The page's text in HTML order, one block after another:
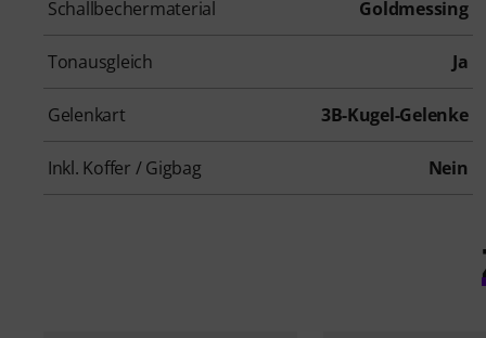
Schallbechermaterial Goldmessing
Tonausgleich Ja
Gelenkart 3B-Kugel-Gelenke
Inkl. Koffer / Gigbag Nein